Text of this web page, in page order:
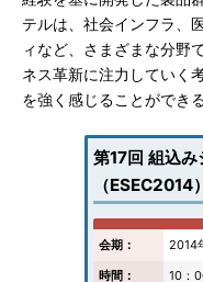
テルは、社会インフラ、
ィなど、さまざまな分野
ネス革新に注力していく
を強く感じることができ
第17回 組込
（ESEC2014）
会期：
2014
時間：
10：